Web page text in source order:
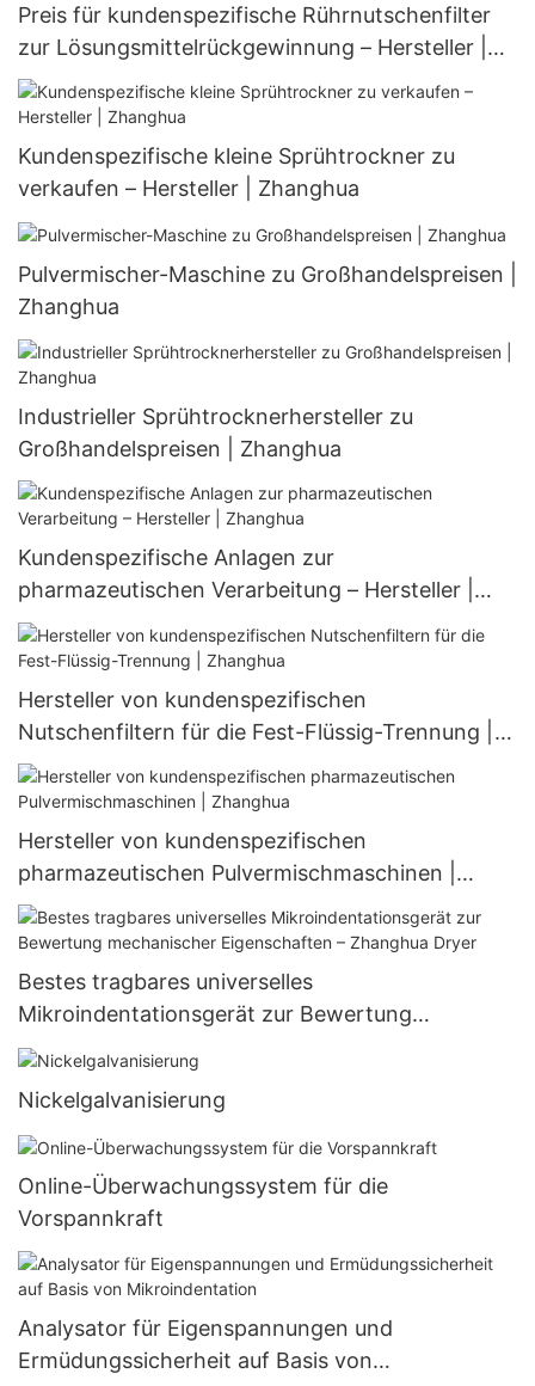
Preis für kundenspezifische Rührnutschenfilter
zur Lösungsmittelrückgewinnung – Hersteller |
Zhanghua
Kundenspezifische kleine Sprühtrockner zu
verkaufen – Hersteller | Zhanghua
Pulvermischer-Maschine zu Großhandelspreisen |
Zhanghua
Industrieller Sprühtrocknerhersteller zu
Großhandelspreisen | Zhanghua
Kundenspezifische Anlagen zur
pharmazeutischen Verarbeitung – Hersteller |
Zhanghua
Hersteller von kundenspezifischen
Nutschenfiltern für die Fest-Flüssig-Trennung |
Zhanghua
Hersteller von kundenspezifischen
pharmazeutischen Pulvermischmaschinen |
Zhanghua
Bestes tragbares universelles
Mikroindentationsgerät zur Bewertung
mechanischer Eigenschaften – Zhanghua Dryer
Nickelgalvanisierung
Online-Überwachungssystem für die
Vorspannkraft
Analysator für Eigenspannungen und
Ermüdungssicherheit auf Basis von